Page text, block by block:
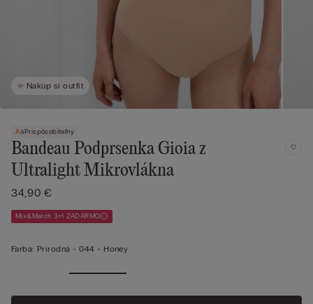
Nakúp si outfit
Prispôsobiteľný
Bandeau Podprsenka Gioia z
Ultralight Mikrovlákna
34,90 €
Mix&Match 3+1 ZADARMO
Farba: Prírodná -044 - Honey